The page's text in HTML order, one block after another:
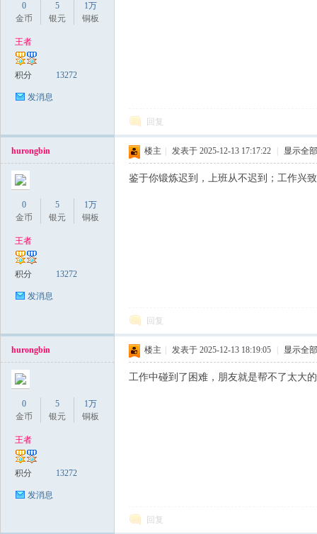
0
金币
5
银元
1万
铜板
王者
积分 13272
发消息
回复
hurongbin
0
金币
5
银元
1万
铜板
王者
积分 13272
发消息
楼主 发表于 2025-12-13 17:17:22 显示全
鉴于你锻炼迟到，上班从不迟到；工作兴
回复
hurongbin
0
金币
5
银元
1万
铜板
王者
积分 13272
发消息
楼主 发表于 2025-12-13 18:19:05 显示全
工作中碰到了困难，朋友就是帮不了太大
回复